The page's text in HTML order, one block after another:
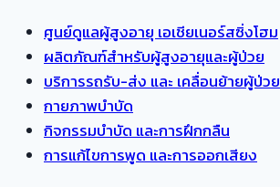
ศูนย์ดูแลผู้สูงอายุ เอเชียเนอร์สซิ่งโฮม
ผลิตภัณฑ์สำหรับผู้สูงอายุและผู้ป่วย
บริการรถรับ-ส่ง และ เคลื่อนย้ายผู้ป่วย
กายภาพบำบัด
กิจกรรมบำบัด และการฝึกกลืน
การแก้ไขการพูด และการออกเสียง